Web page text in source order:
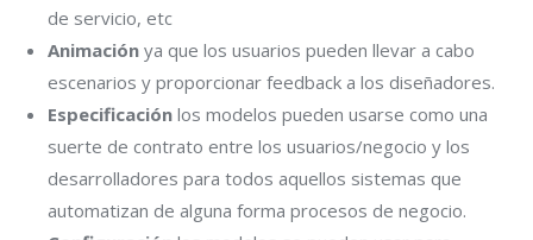
de servicio, etc
Animación ya que los usuarios pueden llevar a cabo
escenarios y proporcionar feedback a los diseñadores.
Especificación los modelos pueden usarse como una
suerte de contrato entre los usuarios/negocio y los
desarrolladores para todos aquellos sistemas que
automatizan de alguna forma procesos de negocio.